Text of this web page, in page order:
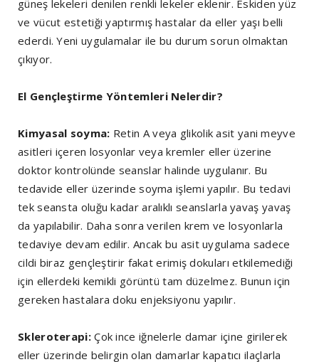
güneş lekeleri denilen renkli lekeler eklenir. Eskiden yüz
ve vücut estetiği yaptırmış hastalar da eller yaşı belli
ederdi. Yeni uygulamalar ile bu durum sorun olmaktan
çıkıyor.
El Gençleştirme Yöntemleri Nelerdir?
Kimyasal soyma: Retin A veya glikolik asit yani meyve
asitleri içeren losyonlar veya kremler eller üzerine
doktor kontrolünde seanslar halinde uygulanır. Bu
tedavide eller üzerinde soyma işlemi yapılır. Bu tedavi
tek seansta oluğu kadar aralıklı seanslarla yavaş yavaş
da yapılabilir. Daha sonra verilen krem ve losyonlarla
tedaviye devam edilir. Ancak bu asit uygulama sadece
cildi biraz gençleştirir fakat erimiş dokuları etkilemediği
için ellerdeki kemikli görüntü tam düzelmez. Bunun için
gereken hastalara doku enjeksiyonu yapılır.
Skleroterapi:Çok ince iğnelerle damar içine girilerek
eller üzerinde belirgin olan damarlar kapatıcı ilaçlarla